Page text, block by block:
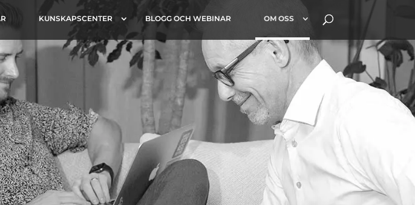
KUNSKAPSCENTER BLOGG OCH WEBINAR OM OSS